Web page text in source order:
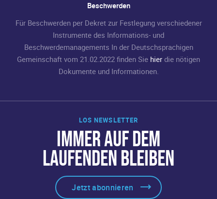
LOS NEWSLETTER
IMMER AUF DEM
LAUFENDEN BLEIBEN
Jetzt abonnieren
Beschwerden
Für Beschwerden per Dekret zur Festlegung verschiedener
Instrumente des Informations- und
Beschwerdemanagements In der Deutschsprachigen
Gemeinschaft vom 21.02.2022 finden Sie hier die nötigen
Dokumente und Informationen.